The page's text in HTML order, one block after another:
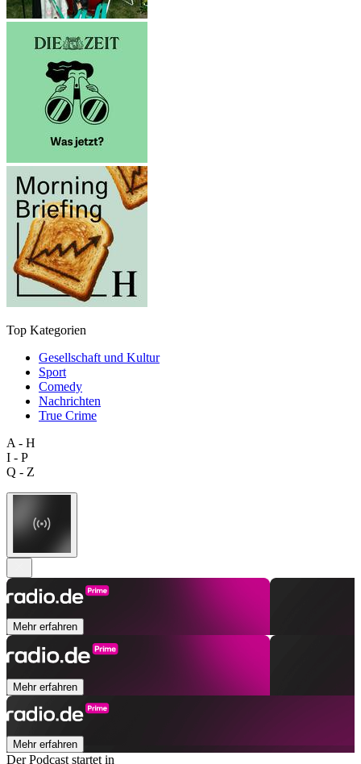
Top Kategorien
Gesellschaft und Kultur
Sport
Comedy
Nachrichten
True Crime
A - H
I - P
Q - Z
Mehr erfahren
Mehr erfahren
Mehr erfahren
Der Podcast startet in